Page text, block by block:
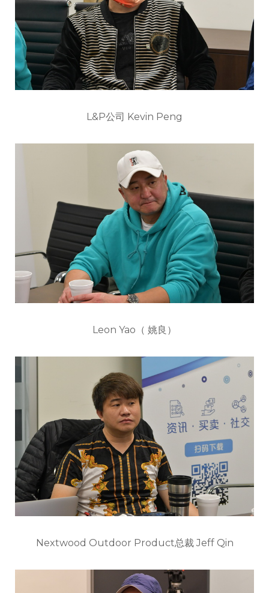
L&P公司 Kevin Peng
Leon Yao（ 姚良）
Nextwood Outdoor Product总裁 Jeff Qin